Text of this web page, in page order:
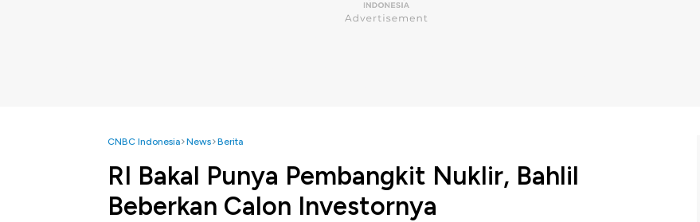
CNBC Indonesia News Berita
RI Bakal Punya Pembangkit Nuklir, Bahlil
Beberkan Calon Investornya